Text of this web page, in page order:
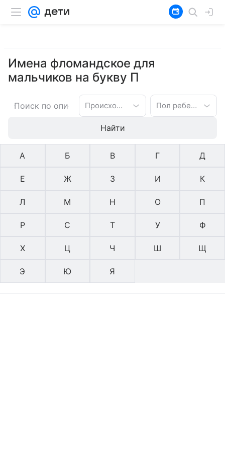
Имена фломандское для
мальчиков на букву П
Происхождение имени Пол ребенка
Найти
А Б В Г Д
Е Ж З И К
Л М Н О П
Р С Т У Ф
Х Ц Ч Ш Щ
Э Ю Я